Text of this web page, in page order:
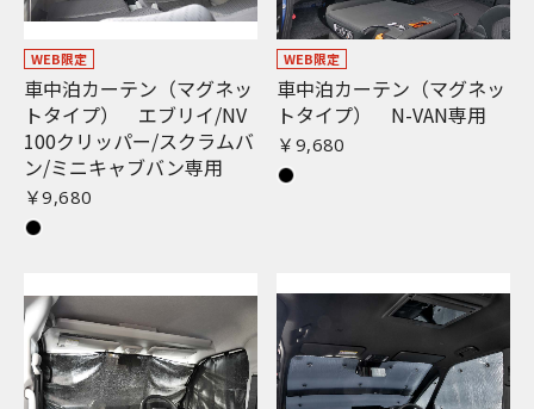
WEB限定
車中泊カーテン（マグネッ
トタイプ） エブリイ/NV
100クリッパー/スクラムバ
ン/ミニキャブバン専用
￥9,680
WEB限定
車中泊カーテン（マグネッ
トタイプ） N-VAN専用
￥9,680